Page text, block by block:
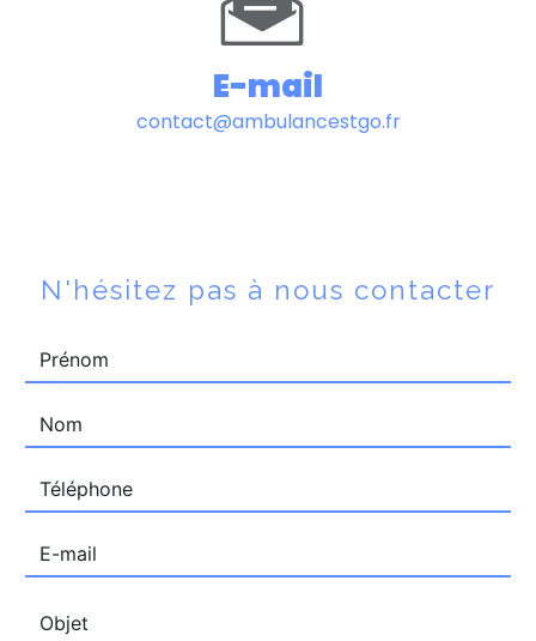
E-mail
contact@ambulancestgo.fr
N'hésitez pas à nous contacter